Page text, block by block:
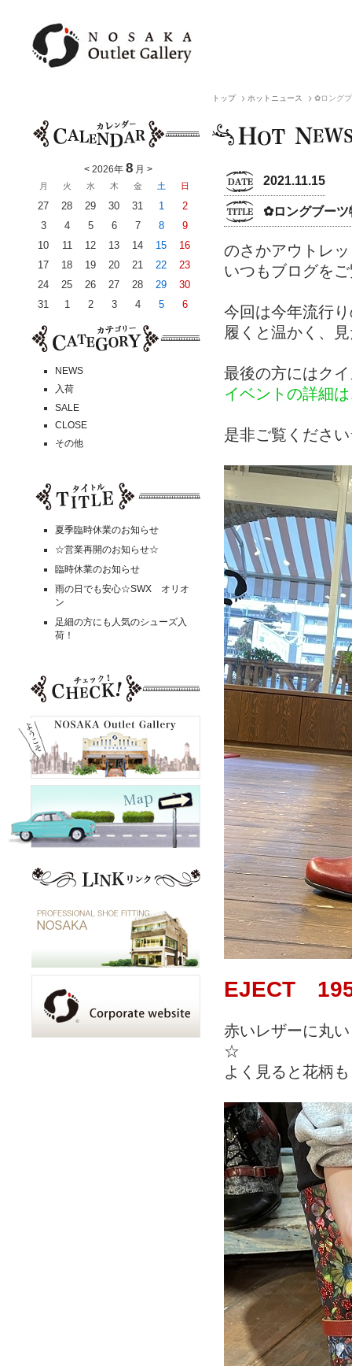
トップ ホットニュース ✿ロング
2021.11.15
✿ロングブー
のさかアウトレ
いつもブログを
今回は今年流行
履くと温かく、
最後の方にはク
イベントの詳細
是非ご覧くださ
EJECT
赤いレザーに丸
☆
よく見ると花柄
<2026年 8月 >
月 火 水 木 金 土 日
27 28 29 30 31 1
2
3
4 5 6 7 8
9
10
11 12 13 14 15
16
17
18 19 20 21 22
23
24
25 26 27 28 29
30
31
1 2 3 4 5 6
NEWS
入荷
SALE
CLOSE
その他
夏季臨時休業のお知らせ
☆営業再開のお知らせ☆
臨時休業のお知らせ
雨の日でも安心☆SWX オリオ
ン
足細の方にも人気のシューズ入
荷！